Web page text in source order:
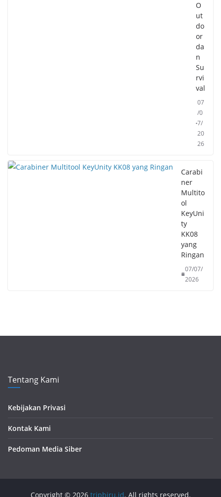
O
ut
do
or
da
n
Su
rvi
val
07
/0
7/
20
26
Carabi
ner
Multito
ol
KeyUni
ty
KK08
yang
Ringan
07/07/
2026
Tentang Kami
Kebijakan Privasi
Kontak Kami
Pedoman Media Siber
Copyright © 2026 tripbiru.id. All rights reserved.